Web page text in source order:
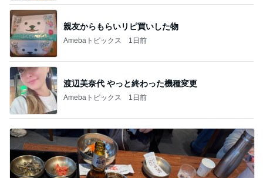
親友からもらいリピ買いした物
Amebaトピックス 1日前
渡辺美奈代 やっと終わった機種変更
Amebaトピックス 1日前